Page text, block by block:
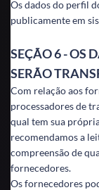
Os dados do perfil
publicamente em
SEÇÃO 6 - OS
SERÃO
Com relação aos
processadores de
qual tem sua
recomendamos a
compreensão de
fornecedores.
Os fornecedores